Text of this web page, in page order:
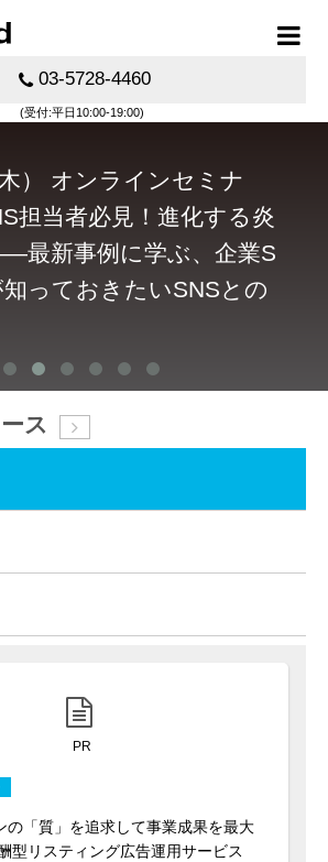
03-5728-4460
(受付:平日10:00-19:00)
木） オンラインセミナ
担当者必見！進化する炎
最新事例に学ぶ、企業S
っておきたいSNSとの
ス
PR
の「質」を追求して事業成果を最大
型リスティング広告運用サービス